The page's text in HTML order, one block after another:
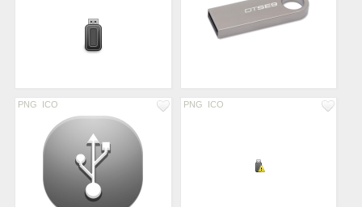
PNG ICO PNG ICO